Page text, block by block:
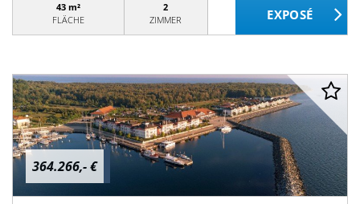
43 m²
FLÄCHE
2
ZIMMER
364.266,- €